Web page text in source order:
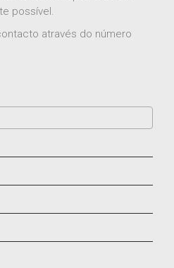
possível.
através do número